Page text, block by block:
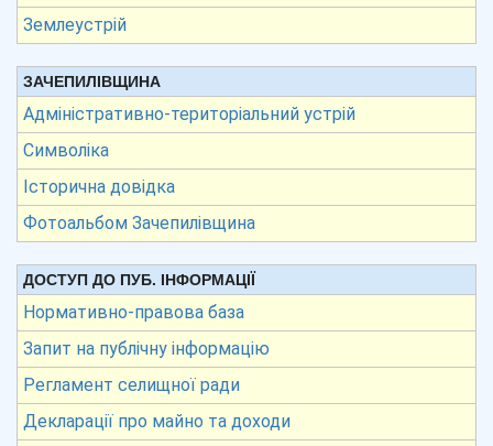
Землеустрій
ЗАЧЕПИЛІВЩИНА
Адміністративно-територіальний устрій
Символіка
Історична довідка
Фотоальбом Зачепилівщина
ДОСТУП ДО ПУБ. ІНФОРМАЦІЇ
Нормативно-правова база
Запит на публічну інформацію
Регламент селищної ради
Декларації про майно та доходи